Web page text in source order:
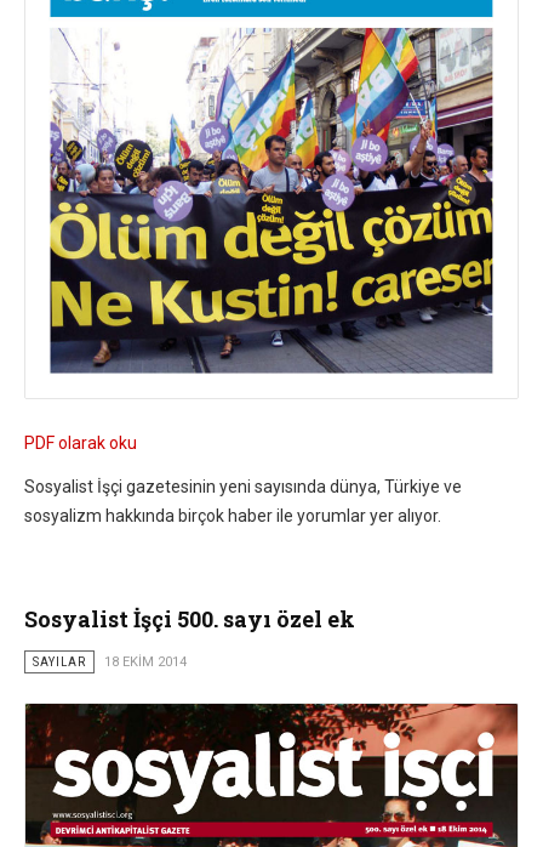
PDF olarak oku
Sosyalist İşçi gazetesinin yeni sayısında dünya, Türkiye ve
sosyalizm hakkında birçok haber ile yorumlar yer alıyor.
Sosyalist İşçi 500. sayı özel ek
SAYILAR 18 EKIM 2014